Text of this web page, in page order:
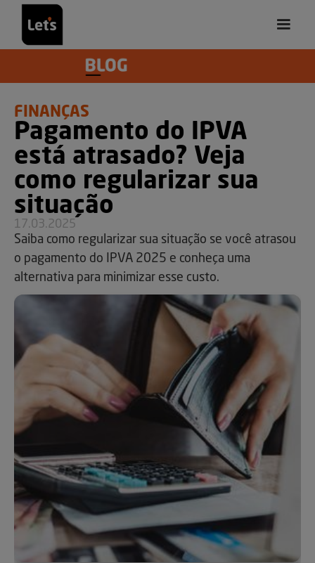
FINANÇAS
Pagamento do IPVA
está atrasado? Veja
como regularizar sua
situação
17.03.2025
Saiba como regularizar sua situação se você atrasou
o pagamento do IPVA 2025 e conheça uma
alternativa para minimizar esse custo.